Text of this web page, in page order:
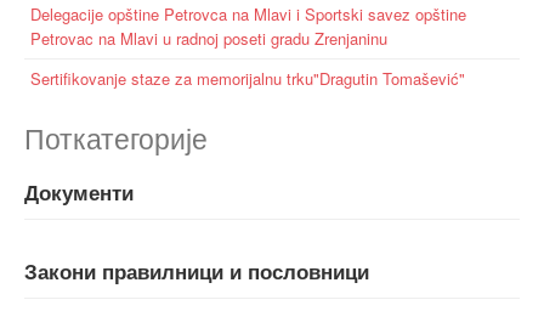
Delegacije opštine Petrovca na Mlavi i Sportski savez opštine
Petrovac na Mlavi u radnoj poseti gradu Zrenjaninu
Sertifikovanje staze za memorijalnu trku"Dragutin Tomašević"
Поткатегорије
Документи
Закони правилници и пословници